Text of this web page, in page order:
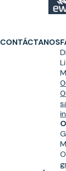
CONTÁCTANOS